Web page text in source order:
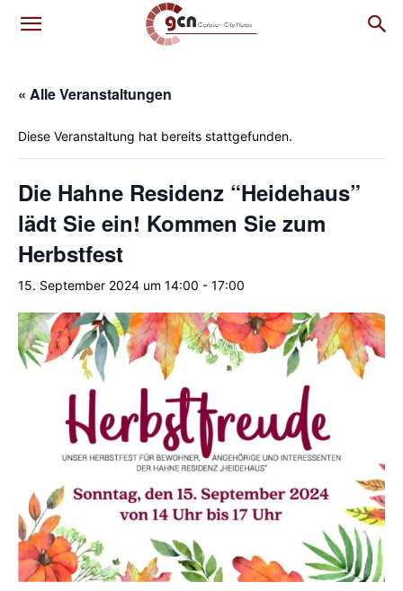
« Alle Veranstaltungen
Diese Veranstaltung hat bereits stattgefunden.
Die Hahne Residenz “Heidehaus”
lädt Sie ein! Kommen Sie zum
Herbstfest
15. September 2024 um 14:00 - 17:00